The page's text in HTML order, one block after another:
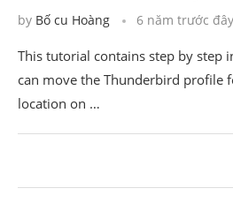
by Bố cu Hoàng 6 năm trước đây
This tutorial contains step by step
can move the Thunderbird profile
location on …